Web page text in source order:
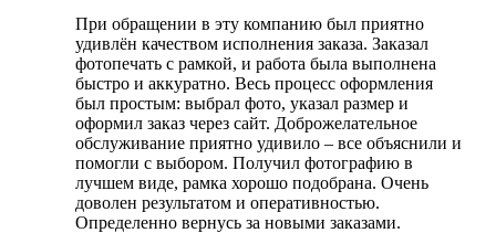
При обращении в эту компанию был приятно
удивлён качеством исполнения заказа. Заказал
фотопечать с рамкой, и работа была выполнена
быстро и аккуратно. Весь процесс оформления
был простым: выбрал фото, указал размер и
оформил заказ через сайт. Доброжелательное
обслуживание приятно удивило – все объяснили и
помогли с выбором. Получил фотографию в
лучшем виде, рамка хорошо подобрана. Очень
доволен результатом и оперативностью.
Определенно вернусь за новыми заказами.